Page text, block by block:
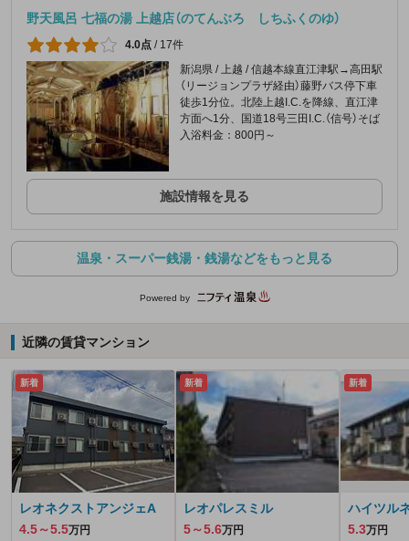
野天風呂 七福の湯 上越店（のてんぶろ しちふくのゆ）
4.0点 / 17件
新潟県 / 上越 / 信越本線直江津駅→高田駅
（リージョンプラザ経由）藤野バス停下車
徒歩1分位。北陸上越I.C.を降線、直江津
方面へ1分、国道18号三田I.C.（信号）そば
入浴料金：800円～
施設情報を見る
温泉・スーパー銭湯・銭湯などをもっと見る
Powered by
近隣の賃貸マンション
新着
レオネクストアンジェA
4.5～5.5万円
新着
レオパレスミル
5～5.6万円
新着
ハイツル
5.3万円